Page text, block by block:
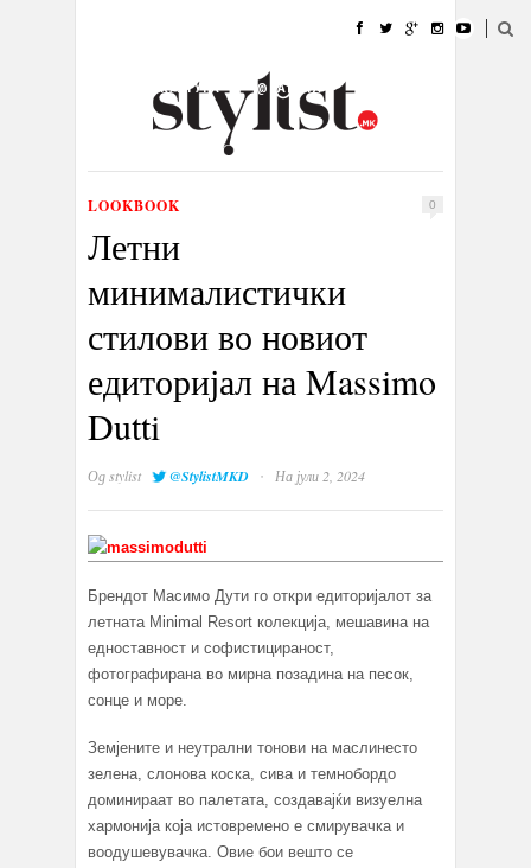
УБАВИНА
КУЛТУРА @РАБОТА
ИЗЛОГ
LOOKBOOK 0
Летни
минималистички
стилови во новиот
едиторијал на Massimo
Dutti
Одstylist @StylistMKD · На јули 2, 2024
Брендот Масимо Дути го откри едиторијалот за
летната Minimal Resort колекција, мешавина на
едноставност и софистицираност,
фотографирана во мирна позадина на песок,
сонце и море.
Земјените и неутрални тонови на маслинесто
зелена, слонова коска, сива и темнобордо
доминираат во палетата, создавајќи визуелна
хармонија која истовремено е смирувачка и
воодушевувачка. Овие бои вешто се